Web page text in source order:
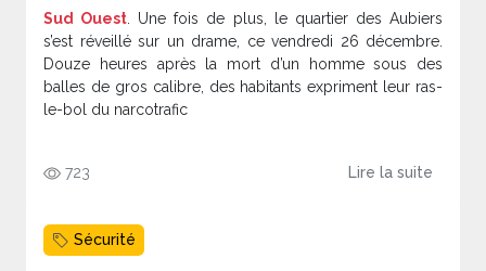
Sud Ouest . Une fois de plus, le quartier des Aubiers
s’est réveillé sur un drame, ce vendredi 26 décembre.
Douze heures après la mort d’un homme sous des
balles de gros calibre, des habitants expriment leur ras-
le-bol du narcotrafic
723 Lire la suite
Sécurité